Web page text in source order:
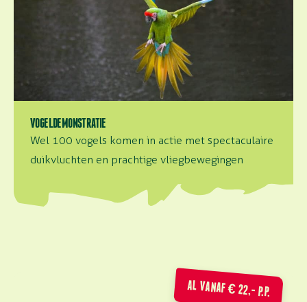
VOGELDEMONSTRATIE
Wel 100 vogels komen in actie met spectaculaire
duikvluchten en prachtige vliegbewegingen
AL VANAF € 22,- P.P.